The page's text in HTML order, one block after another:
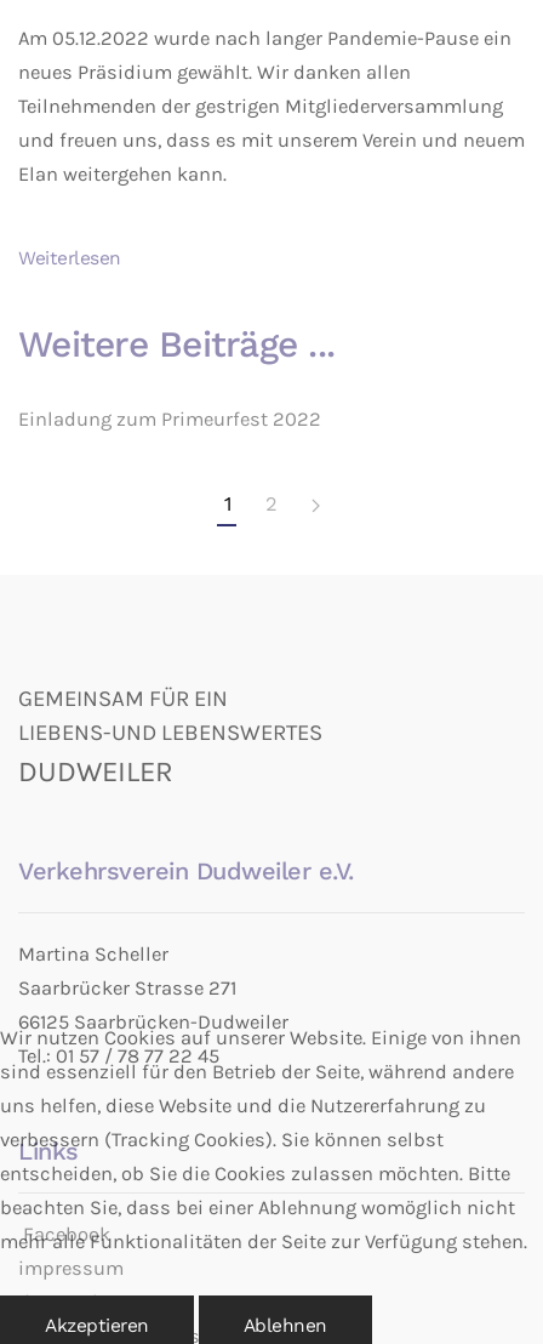
Am 05.12.2022 wurde nach langer Pandemie-Pause ein
neues Präsidium gewählt. Wir danken allen
Teilnehmenden der gestrigen Mitgliederversammlung
und freuen uns, dass es mit unserem Verein und neuem
Elan weitergehen kann.
Weiterlesen
Weitere Beiträge ...
Einladung zum Primeurfest 2022
1 2
GEMEINSAM FÜR EIN
LIEBENS-UND LEBENSWERTES
DUDWEILER
Verkehrsverein Dudweiler e.V.
Martina Scheller
Saarbrücker Strasse 271
66125 Saarbrücken-Dudweiler
Tel.: 01 57 / 78 77 22 45
Links
Facebook
impressum
datenschutz
Dudweiler Kompass
Wir nutzen Cookies auf unserer Website. Einige von ihnen
sind essenziell für den Betrieb der Seite, während andere
uns helfen, diese Website und die Nutzererfahrung zu
verbessern (Tracking Cookies). Sie können selbst
entscheiden, ob Sie die Cookies zulassen möchten. Bitte
beachten Sie, dass bei einer Ablehnung womöglich nicht
mehr alle Funktionalitäten der Seite zur Verfügung stehen.
Akzeptieren Ablehnen